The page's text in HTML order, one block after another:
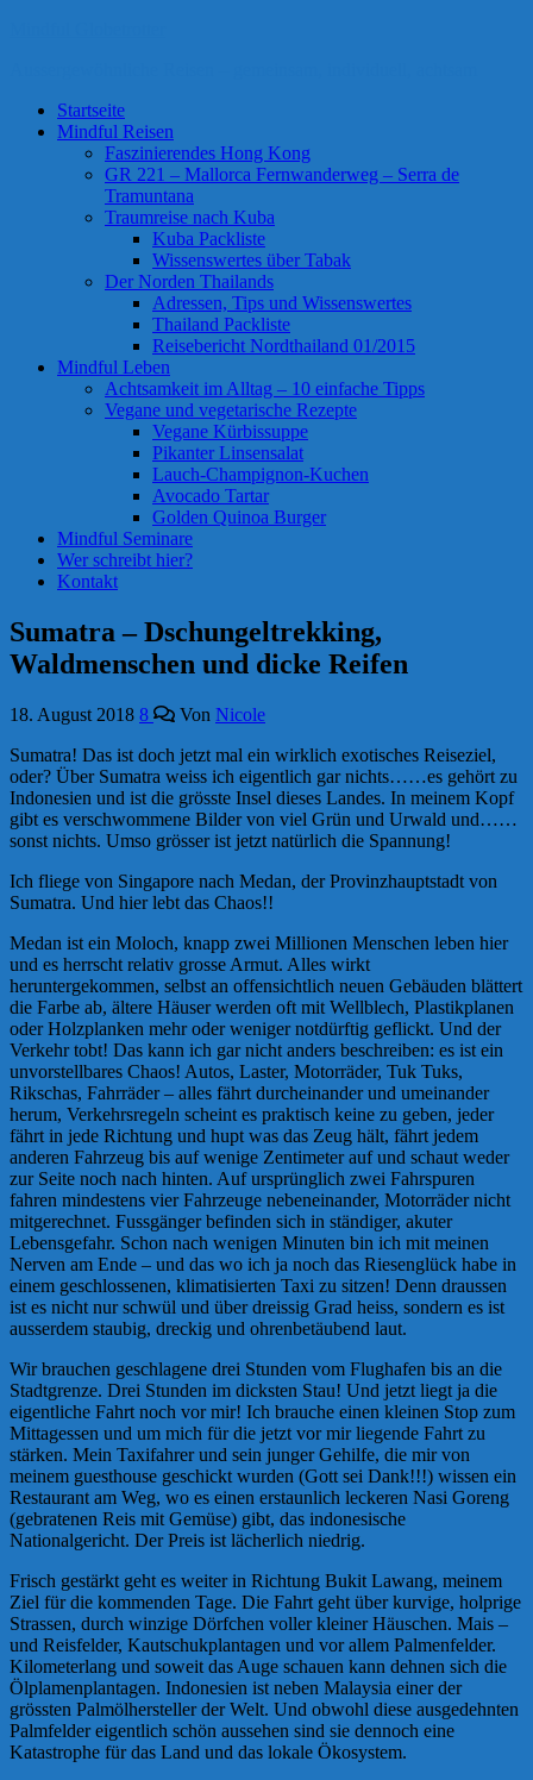
Startseite
Mindful Reisen
Faszinierendes Hong Kong
GR 221 – Mallorca Fernwanderweg – Serra de
Tramuntana
Traumreise nach Kuba
Kuba Packliste
Wissenswertes über Tabak
Der Norden Thailands
Adressen, Tips und Wissenswertes
Thailand Packliste
Reisebericht Nordthailand 01/2015
Mindful Leben
Achtsamkeit im Alltag – 10 einfache Tipps
Vegane und vegetarische Rezepte
Vegane Kürbissuppe
Pikanter Linsensalat
Lauch-Champignon-Kuchen
Avocado Tartar
Golden Quinoa Burger
Mindful Seminare
Wer schreibt hier?
Kontakt
Sumatra – Dschungeltrekking,
Waldmenschen und dicke Reifen
18. August 2018 8 Von Nicole
Sumatra! Das ist doch jetzt mal ein wirklich exotisches Reiseziel,
oder? Über Sumatra weiss ich eigentlich gar nichts……es gehört zu
Indonesien und ist die grösste Insel dieses Landes. In meinem Kopf
gibt es verschwommene Bilder von viel Grün und Urwald und……
sonst nichts. Umso grösser ist jetzt natürlich die Spannung!
Ich fliege von Singapore nach Medan, der Provinzhauptstadt von
Sumatra. Und hier lebt das Chaos!!
Medan ist ein Moloch, knapp zwei Millionen Menschen leben hier
und es herrscht relativ grosse Armut. Alles wirkt
heruntergekommen, selbst an offensichtlich neuen Gebäuden blättert
die Farbe ab, ältere Häuser werden oft mit Wellblech, Plastikplanen
oder Holzplanken mehr oder weniger notdürftig geflickt. Und der
Verkehr tobt! Das kann ich gar nicht anders beschreiben: es ist ein
unvorstellbares Chaos! Autos, Laster, Motorräder, Tuk Tuks,
Rikschas, Fahrräder – alles fährt durcheinander und umeinander
herum, Verkehrsregeln scheint es praktisch keine zu geben, jeder
fährt in jede Richtung und hupt was das Zeug hält, fährt jedem
anderen Fahrzeug bis auf wenige Zentimeter auf und schaut weder
zur Seite noch nach hinten. Auf ursprünglich zwei Fahrspuren
fahren mindestens vier Fahrzeuge nebeneinander, Motorräder nicht
mitgerechnet. Fussgänger befinden sich in ständiger, akuter
Lebensgefahr. Schon nach wenigen Minuten bin ich mit meinen
Nerven am Ende – und das wo ich ja noch das Riesenglück habe in
einem geschlossenen, klimatisierten Taxi zu sitzen! Denn draussen
ist es nicht nur schwül und über dreissig Grad heiss, sondern es ist
ausserdem staubig, dreckig und ohrenbetäubend laut.
Wir brauchen geschlagene drei Stunden vom Flughafen bis an die
Stadtgrenze. Drei Stunden im dicksten Stau! Und jetzt liegt ja die
eigentliche Fahrt noch vor mir! Ich brauche einen kleinen Stop zum
Mittagessen und um mich für die jetzt vor mir liegende Fahrt zu
stärken. Mein Taxifahrer und sein junger Gehilfe, die mir von
meinem guesthouse geschickt wurden (Gott sei Dank!!!) wissen ein
Restaurant am Weg, wo es einen erstaunlich leckeren Nasi Goreng
(gebratenen Reis mit Gemüse) gibt, das indonesische
Nationalgericht. Der Preis ist lächerlich niedrig.
Frisch gestärkt geht es weiter in Richtung Bukit Lawang, meinem
Ziel für die kommenden Tage. Die Fahrt geht über kurvige, holprige
Strassen, durch winzige Dörfchen voller kleiner Häuschen. Mais –
und Reisfelder, Kautschukplantagen und vor allem Palmenfelder.
Kilometerlang und soweit das Auge schauen kann dehnen sich die
Ölplamenplantagen. Indonesien ist neben Malaysia einer der
grössten Palmölhersteller der Welt. Und obwohl diese ausgedehnten
Palmfelder eigentlich schön aussehen sind sie dennoch eine
Katastrophe für das Land und das lokale Ökosystem.